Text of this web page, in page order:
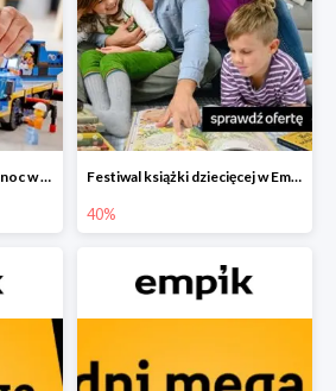
Zestawy LEGO na Wielkanoc w Empiku do -30% Festiwal książki dziecięcej w Empiku do -40%
40%